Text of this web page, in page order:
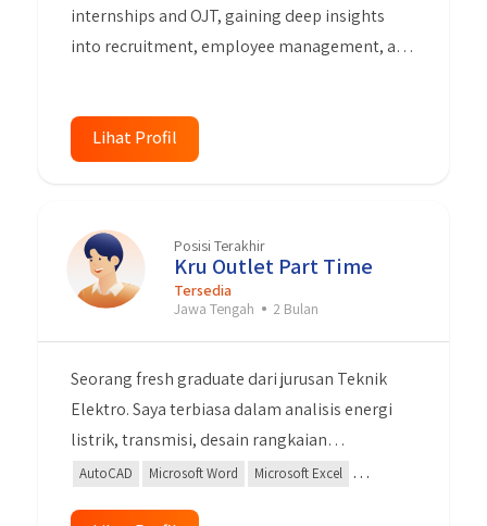
cepat dan teliti. Saya bersedia bekerja dimana
saja sesuai dengan kualifikasi saya.
internships and OJT, gaining deep insights
into recruitment, employee management, and
environment. Ready to make significant
contributions to advancing the HR team and
Lihat Profil
Posisi Terakhir
Kru Outlet Part Time
Tersedia
Jawa Tengah
2 Bulan
Seorang fresh graduate dari jurusan Teknik
Elektro. Saya terbiasa dalam analisis energi
listrik, transmisi, desain rangkaian
elektronika, wiring, dan single line diagram.
AutoCAD Microsoft Word
Microsoft Excel
Microsoft Power Point